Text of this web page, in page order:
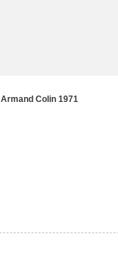
Armand Colin 1971